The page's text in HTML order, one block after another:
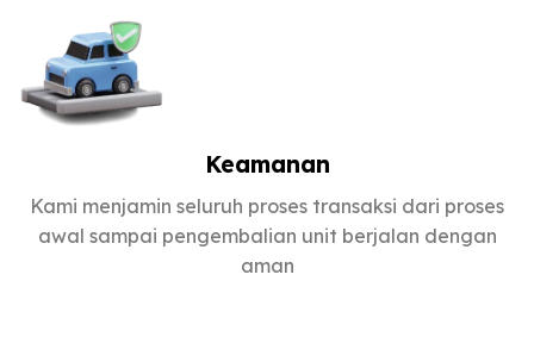
Keamanan
Kami menjamin seluruh proses transaksi dari proses
awal sampai pengembalian unit berjalan dengan
aman